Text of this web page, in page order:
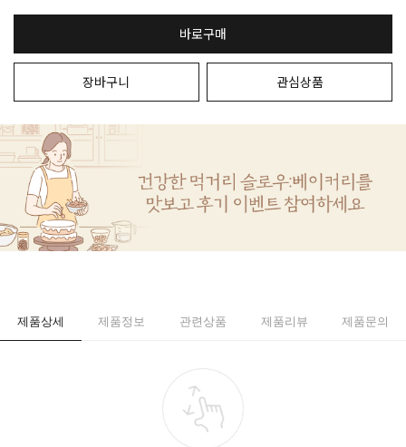
바로구매
장바구니 관심상품
제품상세 제품정보 관련상품 제품리뷰 제품문의